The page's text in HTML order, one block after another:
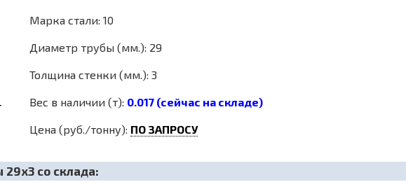
Марка стали: 10
Диаметр трубы (мм.): 29
Толщина стенки (мм.): 3
Вес в наличии (т): 0.017 (сейчас на складе)
Цена (руб./тонну): ПО ЗАПРОСУ
со склада: